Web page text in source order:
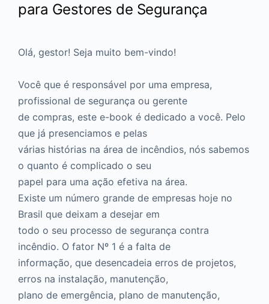
para Gestores de Segurança
Olá, gestor! Seja muito bem-vindo!
Você que é responsável por uma empresa,
profissional de segurança ou gerente
de compras, este e-book é dedicado a você. Pelo
que já presenciamos e pelas
várias histórias na área de incêndios, nós sabemos
o quanto é complicado o seu
papel para uma ação efetiva na área.
Existe um número grande de empresas hoje no
Brasil que deixam a desejar em
todo o seu processo de segurança contra
incêndio. O fator Nº 1 é a falta de
informação, que desencadeia erros de projetos,
erros na instalação, manutenção,
plano de emergência, plano de manutenção,